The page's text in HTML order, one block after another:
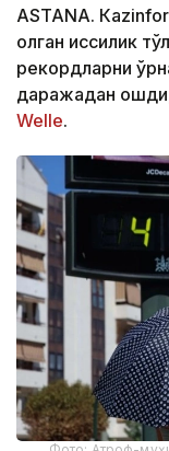
ASTANА.
олган иссиқлик
рекордларни
даражадан
Welle.